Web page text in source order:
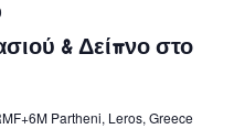
& Δείπνο στο
Partheni, Leros, Greece